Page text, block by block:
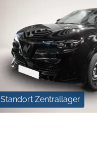
Standort Zentrallager